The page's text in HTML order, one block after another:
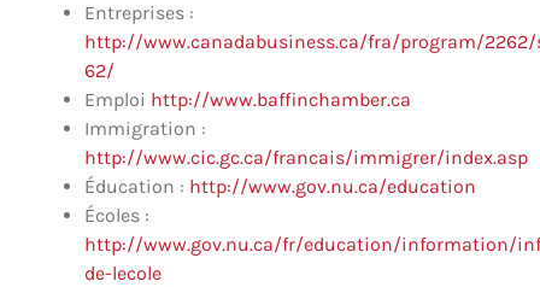
Entreprises :
http://www.canadabusiness.ca/fra/program/2262/
62/
Emploi http://www.baffinchamber.ca
Immigration :
http://www.cic.gc.ca/francais/immigrer/index.asp
Éducation : http://www.gov.nu.ca/education
Écoles :
http://www.gov.nu.ca/fr/education/information/
de-lecole